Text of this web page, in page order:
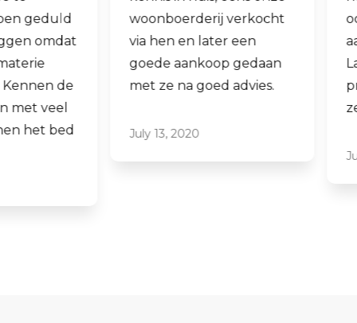
woonboerderij verkocht
via hen en later een
goede aankoop gedaan
met ze na goed advies.
July 13, 2020
ook een woning
aankopen.
Laagdrempelig
professioneel, ik